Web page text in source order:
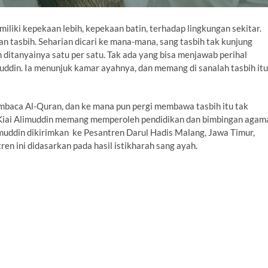
kepekaan lebih, kepekaan batin, terhadap lingkungan sekitar.
tasbih. Seharian dicari ke mana-mana, sang tasbih tak kunjung
satu per satu. Tak ada yang bisa menjawab perihal
Ia menunjuk kamar ayahnya, dan memang di sanalah tasbih itu
Al-Quran, dan ke mana pun pergi membawa tasbih itu tak
Alimuddin memang memperoleh pendidikan dan bimbingan
dikirimkan ke Pesantren Darul Hadis Malang, Jawa Timur,
ini didasarkan pada hasil istikharah sang ayah.